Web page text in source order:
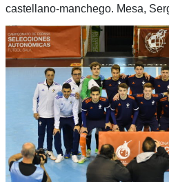
castellano-manchego. Mesa,